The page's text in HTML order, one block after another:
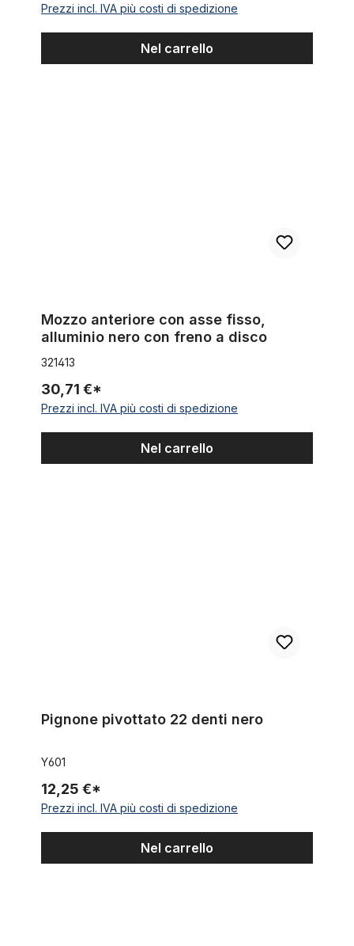
Prezzi incl. IVA più costi di spedizione
Nel carrello
Mozzo anteriore con asse fisso,
alluminio nero con freno a disco
321413
30,71 €*
Prezzi incl. IVA più costi di spedizione
Nel carrello
Pignone pivottato 22 denti nero
Y601
12,25 €*
Prezzi incl. IVA più costi di spedizione
Nel carrello